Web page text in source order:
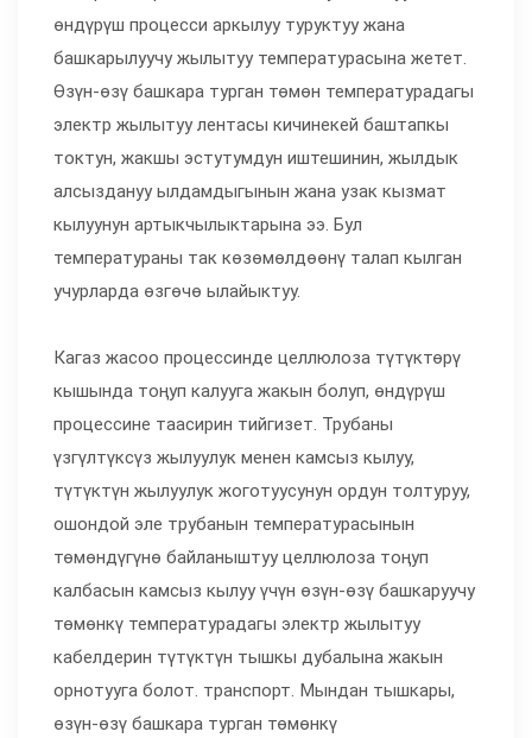
өндүрүш процесси аркылуу туруктуу жана
башкарылуучу жылытуу температурасына жетет.
Өзүн-өзү башкара турган төмөн температурадагы
электр жылытуу лентасы кичинекей баштапкы
токтун, жакшы эстутумдун иштешинин, жылдык
алсыздануу ылдамдыгынын жана узак кызмат
кылуунун артыкчылыктарына ээ. Бул
температураны так көзөмөлдөөнү талап кылган
учурларда өзгөчө ылайыктуу.
Кагаз жасоо процессинде целлюлоза түтүктөрү
кышында тоңуп калууга жакын болуп, өндүрүш
процессине таасирин тийгизет. Трубаны
үзгүлтүксүз жылуулук менен камсыз кылуу,
түтүктүн жылуулук жоготуусунун ордун толтуруу,
ошондой эле трубанын температурасынын
төмөндүгүнө байланыштуу целлюлоза тоңуп
калбасын камсыз кылуу үчүн өзүн-өзү башкаруучу
төмөнкү температурадагы электр жылытуу
кабелдерин түтүктүн тышкы дубалына жакын
орнотууга болот. транспорт. Мындан тышкары,
өзүн-өзү башкара турган төмөнкү